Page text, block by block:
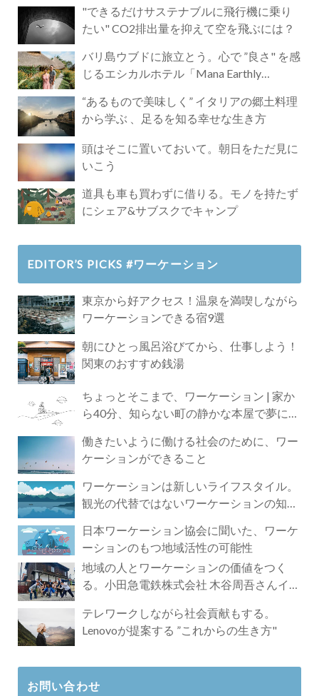
"できるだけサステナブルに飛行機に乗り
たい" CO2排出量を抑えて空を飛ぶには？
バリ島ウブドに旅立とう。心で ”良さ" を感
じるエシカルホテル「Mana Earthly
“あるもので美味しく” イタリアの郷土料理
から学ぶ 、足るを知る幸せな生き方
頭はそこに置いておいて。朝日をただ見に
いこう
道具も車も買わずに借りる。モノを持たず
にシェア&サブスクでキャンプ
EDITOR’S PICKS #ワーケーション
東京から好アクセス！温泉を満喫しながら
ワーケーションできる宿9選
朝にひとっ風呂浴びてから、仕事しよう！
関東のおすすめ銭湯
ちょっとそこまで、ワーケーション | 家か
ら40分、知らない町の静かな本屋で夢に近
働きたいように働ける社会のために、ワー
ケーションができること
ワーケーションは新しいライフスタイル。
観光の代替ではないワーケーションの知ら
日本ワーケーション協会に聞いた、ワーケ
ーションのもつ地域活性の可能性
地域の人とワーケーションの価値をつく
る。小田急電鉄株式会社 木谷周吾さんイン
テレワークしながら社会貢献もする。
Lenovoが提案する ”これからの生き方"
お問い合わせ